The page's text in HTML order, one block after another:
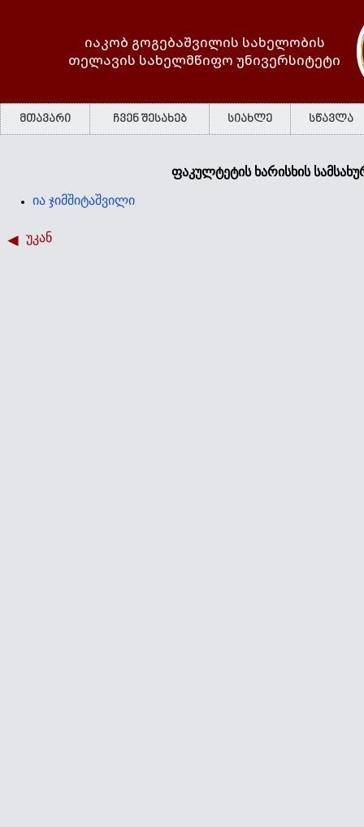
იაკობ გოგებაშვილის სახელობის
თელავის სახელმწიფო უნივერსიტეტი
მთავარი ჩვენ შესახებ სიახლე სწავლა
ფაკულტეტის ხარისხის
ია ჯიმშიტაშვილი
უკან